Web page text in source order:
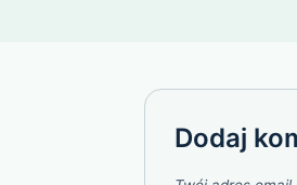
Dodaj